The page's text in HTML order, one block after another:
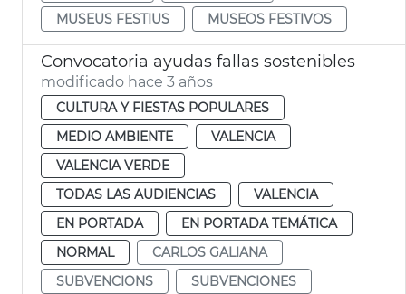
MUSEUS FESTIUS
MUSEOS FESTIVOS
Convocatoria ayudas fallas sostenibles
modificado hace 3 años
CULTURA Y FIESTAS POPULARES
MEDIO AMBIENTE
VALENCIA
VALENCIA VERDE
TODAS LAS AUDIENCIAS
VALENCIA
EN PORTADA
EN PORTADA TEMÁTICA
NORMAL
CARLOS GALIANA
SUBVENCIONS
SUBVENCIONES